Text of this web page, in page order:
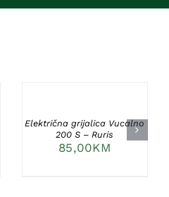
DETAILS
Električna grijalica Vucalno
200 S – Ruris
85,00KM